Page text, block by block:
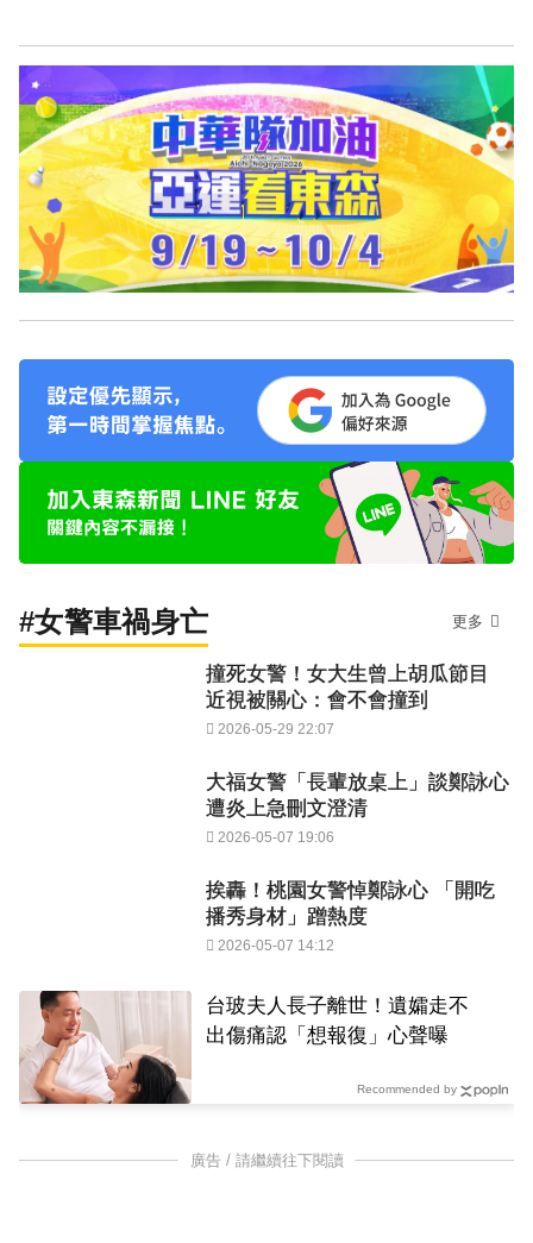
#女警車禍身亡 更多
撞死女警！女大生曾上胡瓜節目
近視被關心：會不會撞到
2026-05-29 22:07
大福女警「長輩放桌上」談鄭詠心
遭炎上急刪文澄清
2026-05-07 19:06
挨轟！桃園女警悼鄭詠心 「開吃
播秀身材」蹭熱度
2026-05-07 14:12
台玻夫人長子離世！遺孀走不
出傷痛認「想報復」心聲曝
Recommended by
廣告 / 請繼續往下閱讀